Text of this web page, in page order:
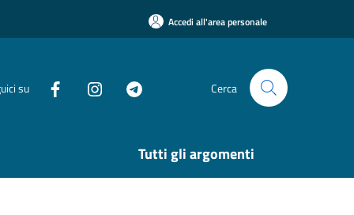
Accedi all'area personale
su Cerca
Tutti gli argomenti